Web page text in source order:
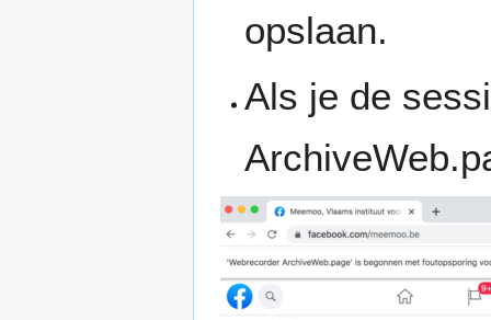
opslaan.
Als je de